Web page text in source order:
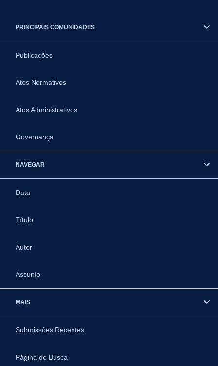
PRINCIPAIS COMUNIDADES
Publicações
Atos Normativos
Atos Administrativos
Governança
NAVEGAR
Data
Título
Autor
Assunto
MAIS
Submissões Recentes
Página de Busca